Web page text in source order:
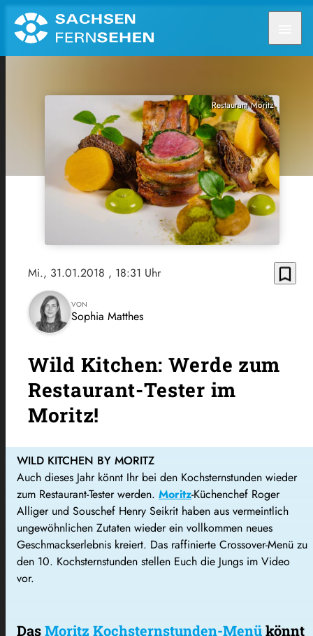
Restaurant Moritz
Mi., 31.01.2018 , 18:31 Uhr bookmark_border
VON
Sophia Matthes
Wild Kitchen: Werde zum
Restaurant-Tester im
Moritz!
WILD KITCHEN BY MORITZ
Auch dieses Jahr könnt Ihr bei den Kochsternstunden wieder
zum Restaurant-Tester werden. Moritz-Küchenchef Roger
Alliger und Souschef Henry Seikrit haben aus vermeintlich
ungewöhnlichen Zutaten wieder ein vollkommen neues
Geschmackserlebnis kreiert. Das raffinierte Crossover-Menü zu
den 10. Kochsternstunden stellen Euch die Jungs im Video
vor.
DasMoritz Kochsternstunden-Menükönnt